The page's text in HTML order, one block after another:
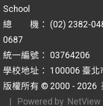
School
總 機： (02) 2382-
0687
統一編號： 03764206
學校地址： 100006 臺
版權所有 © 2000 - 2026
| Powered by NetView